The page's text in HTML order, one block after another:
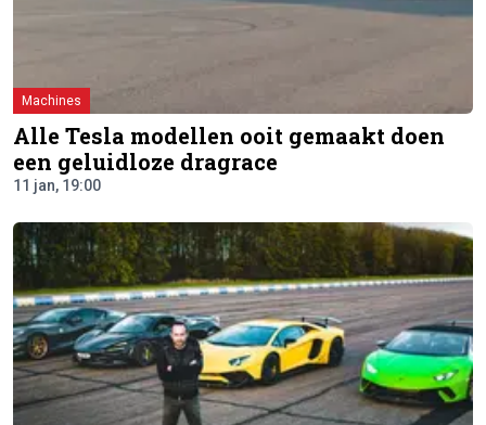
Machines
Alle Tesla modellen ooit gemaakt doen
een geluidloze dragrace
11 jan, 19:00